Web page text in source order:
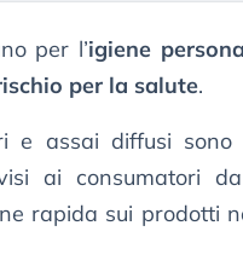
per l’igiene
per la salute.
e assai diffusi
ai consumatori
rapida sui prodotti